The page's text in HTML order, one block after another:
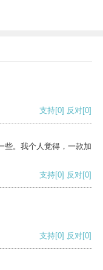
支持[0] 反对[0]
些。我个人觉得，一款加
支持[0] 反对[0]
支持[0] 反对[0]